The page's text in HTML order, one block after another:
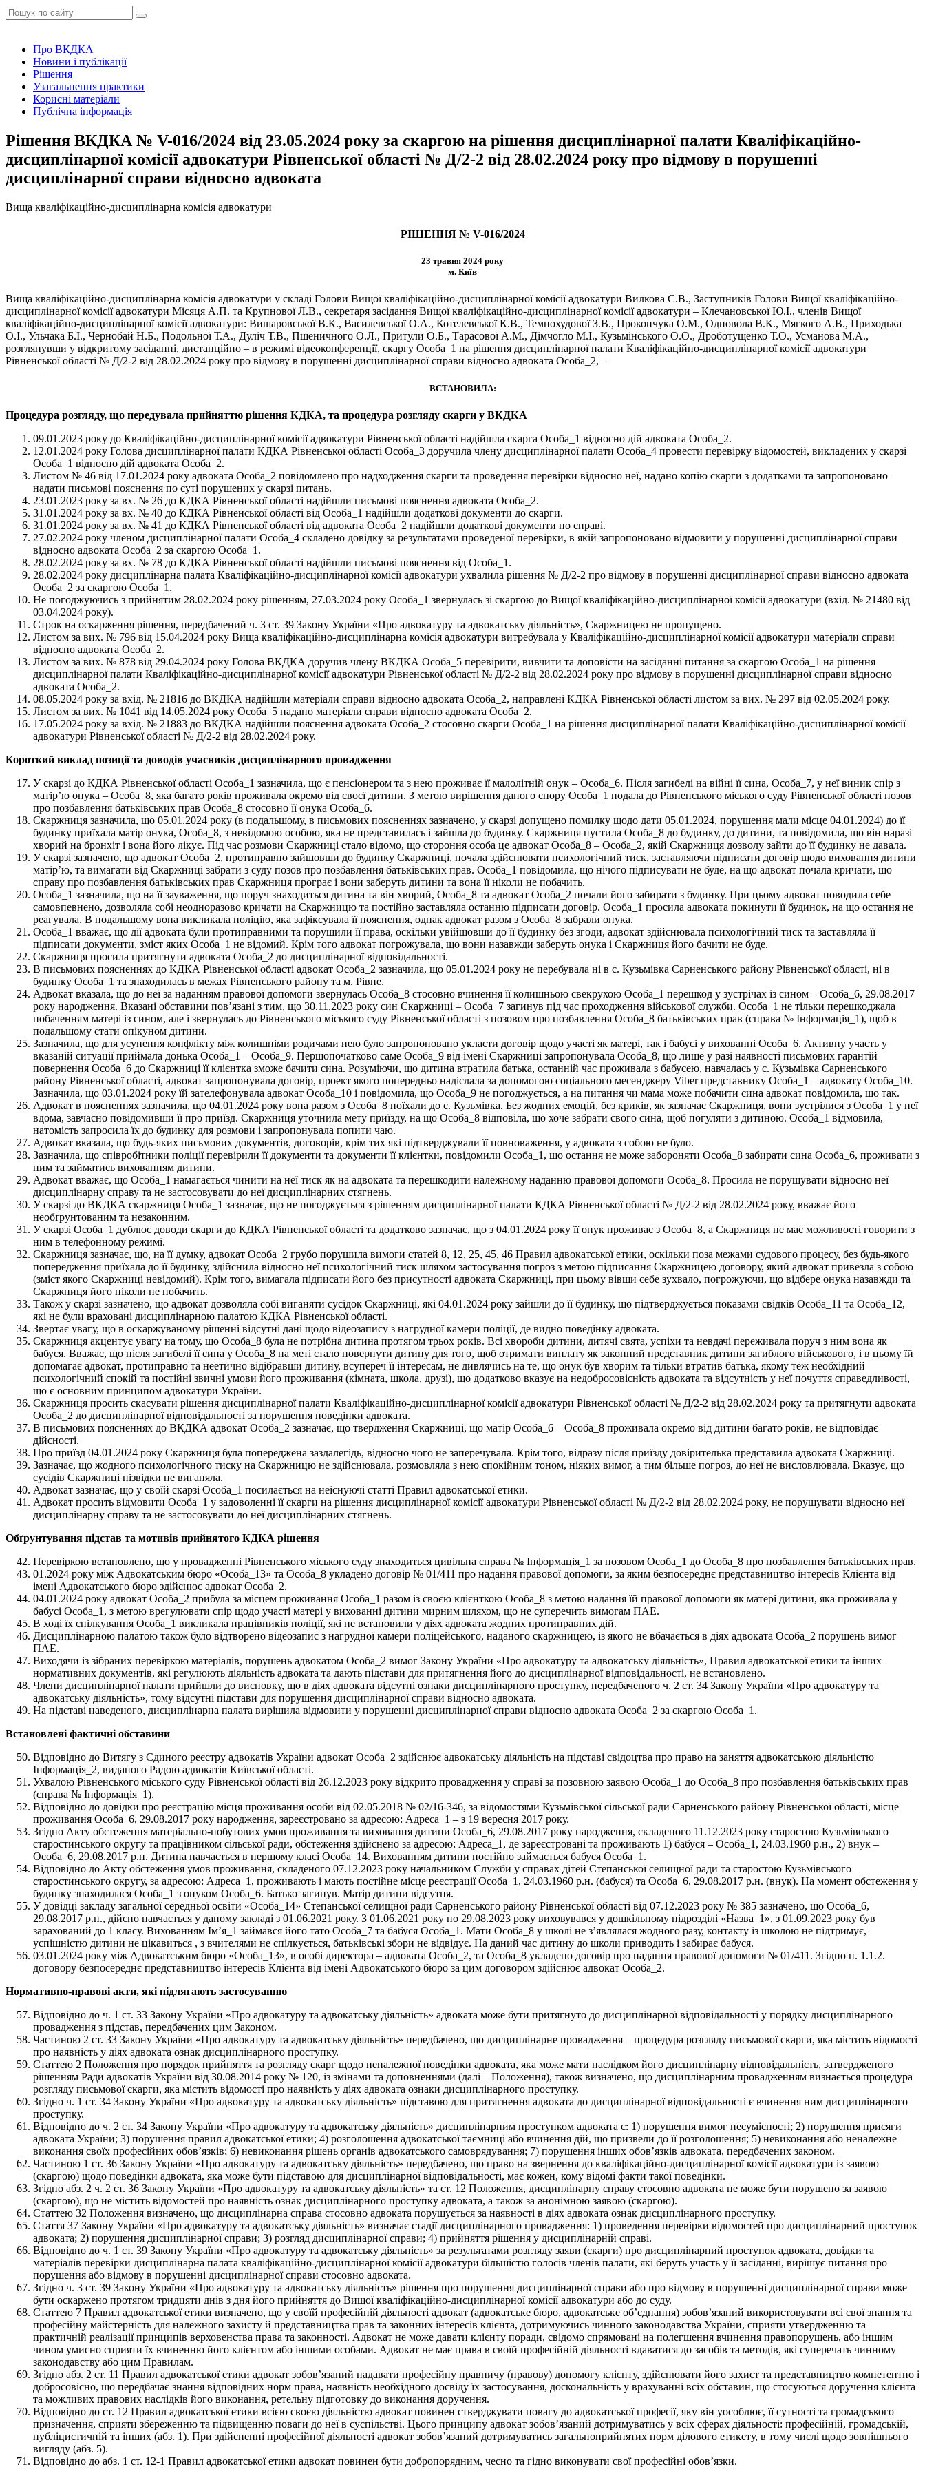
Про ВКДКА
Новини і публікації
Рішення
Узагальнення практики
Корисні матеріали
Публічна інформація
Рішення ВКДКА № V-016/2024 від 23.05.2024 року за скаргою на рішення дисциплінарної палати Кваліфікаційно-
дисциплінарної комісії адвокатури Рівненської області № Д/2-2 від 28.02.2024 року про відмову в порушенні
дисциплінарної справи відносно адвоката
Вища кваліфікаційно-дисциплінарна комісія адвокатури
РІШЕННЯ № V-016/2024
23 травня 2024 року
м. Київ
Вища кваліфікаційно-дисциплінарна комісія адвокатури у складі Голови Вищої кваліфікаційно-дисциплінарної комісії адвокатури Вилкова С.В., Заступників Голови Вищої кваліфікаційно-
дисциплінарної комісії адвокатури Місяця А.П. та Крупнової Л.В., секретаря засідання Вищої кваліфікаційно-дисциплінарної комісії адвокатури – Клечановської Ю.І., членів Вищої
кваліфікаційно-дисциплінарної комісії адвокатури: Вишаровської В.К., Василевської О.А., Котелевської К.В., Темнохудової З.В., Прокопчука О.М., Одновола В.К., Мягкого А.В., Приходька
О.І., Ульчака Б.І., Чернобай Н.Б., Подольної Т.А., Дуліч Т.В., Пшеничного О.Л., Притули О.Б., Тарасової А.М., Дімчогло М.І., Кузьмінського О.О., Дроботущенко Т.О., Усманова М.А.,
розглянувши у відкритому засіданні, дистанційно – в режимі відеоконференції, скаргу Особа_1 на рішення дисциплінарної палати Кваліфікаційно-дисциплінарної комісії адвокатури
Рівненської області № Д/2-2 від 28.02.2024 року про відмову в порушенні дисциплінарної справи відносно адвоката Особа_2, –
ВСТАНОВИЛА:
Процедура розгляду, що передувала прийняттю рішення КДКА, та процедура розгляду скарги у ВКДКА
09.01.2023 року до Кваліфікаційно-дисциплінарної комісії адвокатури Рівненської області надійшла скарга Особа_1 відносно дій адвоката Особа_2.
12.01.2024 року Голова дисциплінарної палати КДКА Рівненської області Особа_3 доручила члену дисциплінарної палати Особа_4 провести перевірку відомостей, викладених у скарзі
Особа_1 відносно дій адвоката Особа_2.
Листом № 46 від 17.01.2024 року адвоката Особа_2 повідомлено про надходження скарги та проведення перевірки відносно неї, надано копію скарги з додатками та запропоновано
надати письмові пояснення по суті порушених у скарзі питань.
23.01.2023 року за вх. № 26 до КДКА Рівненської області надійшли письмові пояснення адвоката Особа_2.
31.01.2024 року за вх. № 40 до КДКА Рівненської області від Особа_1 надійшли додаткові документи до скарги.
31.01.2024 року за вх. № 41 до КДКА Рівненської області від адвоката Особа_2 надійшли додаткові документи по справі.
27.02.2024 року членом дисциплінарної палати Особа_4 складено довідку за результатами проведеної перевірки, в якій запропоновано відмовити у порушенні дисциплінарної справи
відносно адвоката Особа_2 за скаргою Особа_1.
28.02.2024 року за вх. № 78 до КДКА Рівненської області надійшли письмові пояснення від Особа_1.
28.02.2024 року дисциплінарна палата Кваліфікаційно-дисциплінарної комісії адвокатури ухвалила рішення № Д/2-2 про відмову в порушенні дисциплінарної справи відносно адвоката
Особа_2 за скаргою Особа_1.
Не погоджуючись з прийнятим 28.02.2024 року рішенням, 27.03.2024 року Особа_1 звернулась зі скаргою до Вищої кваліфікаційно-дисциплінарної комісії адвокатури (вхід. № 21480 від
03.04.2024 року).
Строк на оскарження рішення, передбачений ч. 3 ст. 39 Закону України «Про адвокатуру та адвокатську діяльність», Скаржницею не пропущено.
Листом за вих. № 796 від 15.04.2024 року Вища кваліфікаційно-дисциплінарна комісія адвокатури витребувала у Кваліфікаційно-дисциплінарної комісії адвокатури матеріали справи
відносно адвоката Особа_2.
Листом за вих. № 878 від 29.04.2024 року Голова ВКДКА доручив члену ВКДКА Особа_5 перевірити, вивчити та доповісти на засіданні питання за скаргою Особа_1 на рішення
дисциплінарної палати Кваліфікаційно-дисциплінарної комісії адвокатури Рівненської області № Д/2-2 від 28.02.2024 року про відмову в порушенні дисциплінарної справи відносно
адвоката Особа_2.
08.05.2024 року за вхід. № 21816 до ВКДКА надійшли матеріали справи відносно адвоката Особа_2, направлені КДКА Рівненської області листом за вих. № 297 від 02.05.2024 року.
Листом за вих. № 1041 від 14.05.2024 року Особа_5 надано матеріали справи відносно адвоката Особа_2.
17.05.2024 року за вхід. № 21883 до ВКДКА надійшли пояснення адвоката Особа_2 стосовно скарги Особа_1 на рішення дисциплінарної палати Кваліфікаційно-дисциплінарної комісії
адвокатури Рівненської області № Д/2-2 від 28.02.2024 року.
Короткий виклад позиції та доводів учасників дисциплінарного провадження
У скарзі до КДКА Рівненської області Особа_1 зазначила, що є пенсіонером та з нею проживає її малолітній онук – Особа_6. Після загибелі на війні її сина, Особа_7, у неї виник спір з
матір’ю онука – Особа_8, яка багато років проживала окремо від своєї дитини. З метою вирішення даного спору Особа_1 подала до Рівненського міського суду Рівненської області позов
про позбавлення батьківських прав Особа_8 стосовно її онука Особа_6.
Скаржниця зазначила, що 05.01.2024 року (в подальшому, в письмових поясненнях зазначено, у скарзі допущено помилку щодо дати 05.01.2024, порушення мали місце 04.01.2024) до її
будинку приїхала матір онука, Особа_8, з невідомою особою, яка не представилась і зайшла до будинку. Скаржниця пустила Особа_8 до будинку, до дитини, та повідомила, що він наразі
хворий на бронхіт і вона його лікує. Під час розмови Скаржниці стало відомо, що стороння особа це адвокат Особа_8 – Особа_2, якій Скаржниця дозволу зайти до її будинку не давала.
У скарзі зазначено, що адвокат Особа_2, протиправно зайшовши до будинку Скаржниці, почала здійснювати психологічний тиск, заставляючи підписати договір щодо виховання дитини
матір’ю, та вимагати від Скаржниці забрати з суду позов про позбавлення батьківських прав. Особа_1 повідомила, що нічого підписувати не буде, на що адвокат почала кричати, що
справу про позбавлення батьківських прав Скаржниця програє і вони заберуть дитини та вона її ніколи не побачить.
Особа_1 зазначила, що на її зауваження, що поруч знаходиться дитина та він хворий, Особа_8 та адвокат Особа_2 почали його забирати з будинку. При цьому адвокат поводила себе
самовпевнено, дозволяла собі неодноразово кричати на Скаржницю та постійно заставляла останню підписати договір. Особа_1 просила адвоката покинути її будинок, на що остання не
реагувала. В подальшому вона викликала поліцію, яка зафіксувала її пояснення, однак адвокат разом з Особа_8 забрали онука.
Особа_1 вважає, що дії адвоката були протиправними та порушили її права, оскільки увійшовши до її будинку без згоди, адвокат здійснювала психологічний тиск та заставляла її
підписати документи, зміст яких Особа_1 не відомий. Крім того адвокат погрожувала, що вони назавжди заберуть онука і Скаржниця його бачити не буде.
Скаржниця просила притягнути адвоката Особа_2 до дисциплінарної відповідальності.
В письмових поясненнях до КДКА Рівненської області адвокат Особа_2 зазначила, що 05.01.2024 року не перебувала ні в с. Кузьмівка Сарненського району Рівненської області, ні в
будинку Особа_1 та знаходилась в межах Рівненського району та м. Рівне.
Адвокат вказала, що до неї за наданням правової допомоги звернулась Особа_8 стосовно вчинення її колишньою свекрухою Особа_1 перешкод у зустрічах із сином – Особа_6, 29.08.2017
року народження. Вказані обставини пов’язані з тим, що 30.11.2023 року син Скаржниці – Особа_7 загинув під час проходження військової служби. Особа_1 не тільки перешкоджала
побаченням матері із сином, але і звернулась до Рівненського міського суду Рівненської області з позовом про позбавлення Особа_8 батьківських прав (справа № Інформація_1), щоб в
подальшому стати опікуном дитини.
Зазначила, що для усунення конфлікту між колишніми родичами нею було запропоновано укласти договір щодо участі як матері, так і бабусі у вихованні Особа_6. Активну участь у
вказаній ситуації приймала донька Особа_1 – Особа_9. Першопочатково саме Особа_9 від імені Скаржниці запропонувала Особа_8, що лише у разі наявності письмових гарантій
повернення Особа_6 до Скаржниці її клієнтка зможе бачити сина. Розуміючи, що дитина втратила батька, останній час проживала з бабусею, навчалась у с. Кузьмівка Сарненського
району Рівненської області, адвокат запропонувала договір, проект якого попередньо надіслала за допомогою соціального месенджеру Viber представнику Особа_1 – адвокату Особа_10.
Зазначила, що 03.01.2024 року їй зателефонувала адвокат Особа_10 і повідомила, що Особа_9 не погоджується, а на питання чи мама може побачити сина адвокат повідомила, що так.
Адвокат в поясненнях зазначила, що 04.01.2024 року вона разом з Особа_8 поїхали до с. Кузьмівка. Без жодних емоцій, без криків, як зазначає Скаржниця, вони зустрілися з Особа_1 у неї
вдома, завчасно повідомивши її про приїзд. Скаржниця уточнила мету приїзду, на що Особа_8 відповіла, що хоче забрати свого сина, щоб погуляти з дитиною. Особа_1 відмовила,
натомість запросила їх до будинку для розмови і запропонувала попити чаю.
Адвокат вказала, що будь-яких письмових документів, договорів, крім тих які підтверджували її повноваження, у адвоката з собою не було.
Зазначила, що співробітники поліції перевірили її документи та документи її клієнтки, повідомили Особа_1, що остання не може забороняти Особа_8 забирати сина Особа_6, проживати з
ним та займатись вихованням дитини.
Адвокат вважає, що Особа_1 намагається чинити на неї тиск як на адвоката та перешкодити належному наданню правової допомоги Особа_8. Просила не порушувати відносно неї
дисциплінарну справу та не застосовувати до неї дисциплінарних стягнень.
У скарзі до ВКДКА скаржниця Особа_1 зазначає, що не погоджується з рішенням дисциплінарної палати КДКА Рівненської області № Д/2-2 від 28.02.2024 року, вважає його
необґрунтованим та незаконним.
У скарзі Особа_1 дублює доводи скарги до КДКА Рівненської області та додатково зазначає, що з 04.01.2024 року її онук проживає з Особа_8, а Скаржниця не має можливості говорити з
ним в телефонному режимі.
Скаржниця зазначає, що, на її думку, адвокат Особа_2 грубо порушила вимоги статей 8, 12, 25, 45, 46 Правил адвокатської етики, оскільки поза межами судового процесу, без будь-якого
попередження приїхала до її будинку, здійснила відносно неї психологічний тиск шляхом застосування погроз з метою підписання Скаржницею договору, який адвокат привезла з собою
(зміст якого Скаржниці невідомий). Крім того, вимагала підписати його без присутності адвоката Скаржниці, при цьому вівши себе зухвало, погрожуючи, що відбере онука назавжди та
Скаржниця його ніколи не побачить.
Також у скарзі зазначено, що адвокат дозволяла собі виганяти сусідок Скаржниці, які 04.01.2024 року зайшли до її будинку, що підтверджується показами свідків Особа_11 та Особа_12,
які не були враховані дисциплінарною палатою КДКА Рівненської області.
Звертає увагу, що в оскаржуваному рішенні відсутні дані щодо відеозапису з нагрудної камери поліції, де видно поведінку адвоката.
Скаржниця акцентує увагу на тому, що Особа_8 була не потрібна дитина протягом трьох років. Всі хвороби дитини, дитячі свята, успіхи та невдачі переживала поруч з ним вона як
бабуся. Вважає, що після загибелі її сина у Особа_8 на меті стало повернути дитину для того, щоб отримати виплату як законний представник дитини загиблого військового, і в цьому їй
допомагає адвокат, протиправно та неетично відібравши дитину, всупереч її інтересам, не дивлячись на те, що онук був хворим та тільки втратив батька, якому теж необхідний
психологічний спокій та постійні звичні умови його проживання (кімната, школа, друзі), що додатково вказує на недобросовісність адвоката та відсутність у неї почуття справедливості,
що є основним принципом адвокатури України.
Скаржниця просить скасувати рішення дисциплінарної палати Кваліфікаційно-дисциплінарної комісії адвокатури Рівненської області № Д/2-2 від 28.02.2024 року та притягнути адвоката
Особа_2 до дисциплінарної відповідальності за порушення поведінки адвоката.
В письмових поясненнях до ВКДКА адвокат Особа_2 зазначає, що твердження Скаржниці, що матір Особа_6 – Особа_8 проживала окремо від дитини багато років, не відповідає
дійсності.
Про приїзд 04.01.2024 року Скаржниця була попереджена заздалегідь, відносно чого не заперечувала. Крім того, відразу після приїзду довірителька представила адвоката Скаржниці.
Зазначає, що жодного психологічного тиску на Скаржницю не здійснювала, розмовляла з нею спокійним тоном, ніяких вимог, а тим більше погроз, до неї не висловлювала. Вказує, що
сусідів Скаржниці нізвідки не виганяла.
Адвокат зазначає, що у своїй скарзі Особа_1 посилається на неіснуючі статті Правил адвокатської етики.
Адвокат просить відмовити Особа_1 у задоволенні її скарги на рішення дисциплінарної комісії адвокатури Рівненської області № Д/2-2 від 28.02.2024 року, не порушувати відносно неї
дисциплінарну справу та не застосовувати до неї дисциплінарних стягнень.
Обґрунтування підстав та мотивів прийнятого КДКА рішення
Перевіркою встановлено, що у провадженні Рівненського міського суду знаходиться цивільна справа № Інформація_1 за позовом Особа_1 до Особа_8 про позбавлення батьківських прав.
01.2024 року між Адвокатським бюро «Особа_13» та Особа_8 укладено договір № 01/411 про надання правової допомоги, за яким безпосереднє представництво інтересів Клієнта від
імені Адвокатського бюро здійснює адвокат Особа_2.
04.01.2024 року адвокат Особа_2 прибула за місцем проживання Особа_1 разом із своєю клієнткою Особа_8 з метою надання їй правової допомоги як матері дитини, яка проживала у
бабусі Особа_1, з метою врегулювати спір щодо участі матері у вихованні дитини мирним шляхом, що не суперечить вимогам ПАЕ.
В ході їх спілкування Особа_1 викликала працівників поліції, які не встановили у діях адвоката жодних протиправних дій.
Дисциплінарною палатою також було відтворено відеозапис з нагрудної камери поліцейського, наданого скаржницею, із якого не вбачається в діях адвоката Особа_2 порушень вимог
ПАЕ.
Виходячи із зібраних перевіркою матеріалів, порушень адвокатом Особа_2 вимог Закону України «Про адвокатуру та адвокатську діяльність», Правил адвокатської етики та інших
нормативних документів, які регулюють діяльність адвоката та дають підстави для притягнення його до дисциплінарної відповідальності, не встановлено.
Члени дисциплінарної палати прийшли до висновку, що в діях адвоката відсутні ознаки дисциплінарного проступку, передбаченого ч. 2 ст. 34 Закону України «Про адвокатуру та
адвокатську діяльність», тому відсутні підстави для порушення дисциплінарної справи відносно адвоката.
На підставі наведеного, дисциплінарна палата вирішила відмовити у порушенні дисциплінарної справи відносно адвоката Особа_2 за скаргою Особа_1.
Встановлені фактичні обставини
Відповідно до Витягу з Єдиного реєстру адвокатів України адвокат Особа_2 здійснює адвокатську діяльність на підставі свідоцтва про право на заняття адвокатською діяльністю
Інформація_2, виданого Радою адвокатів Київської області.
Ухвалою Рівненського міського суду Рівненської області від 26.12.2023 року відкрито провадження у справі за позовною заявою Особа_1 до Особа_8 про позбавлення батьківських прав
(справа № Інформація_1).
Відповідно до довідки про реєстрацію місця проживання особи від 02.05.2018 № 02/16-346, за відомостями Кузьмівської сільської ради Сарненського району Рівненської області, місце
проживання Особа_6, 29.08.2017 року народження, зареєстровано за адресою: Адреса_1 – з 19 вересня 2017 року.
Згідно Акту обстеження матеріально-побутових умов проживання та виховання дитини Особа_6, 29.08.2017 року народження, складеного 11.12.2023 року старостою Кузьмівського
старостинського округу та працівником сільської ради, обстеження здійснено за адресою: Адреса_1, де зареєстровані та проживають 1) бабуся – Особа_1, 24.03.1960 р.н., 2) внук –
Особа_6, 29.08.2017 р.н. Дитина навчається в першому класі Особа_14. Вихованням дитини постійно займається бабуся Особа_1.
Відповідно до Акту обстеження умов проживання, складеного 07.12.2023 року начальником Служби у справах дітей Степанської селищної ради та старостою Кузьмівського
старостинського округу, за адресою: Адреса_1, проживають і мають постійне місце реєстрації Особа_1, 24.03.1960 р.н. (бабуся) та Особа_6, 29.08.2017 р.н. (внук). На момент обстеження у
будинку знаходилася Особа_1 з онуком Особа_6. Батько загинув. Матір дитини відсутня.
У довідці закладу загальної середньої освіти «Особа_14» Степанської селищної ради Сарненського району Рівненської області від 07.12.2023 року № 385 зазначено, що Особа_6,
29.08.2017 р.н., дійсно навчається у даному закладі з 01.06.2021 року. З 01.06.2021 року по 29.08.2023 року виховувався у дошкільному підрозділі «Назва_1», з 01.09.2023 року був
зарахований до 1 класу. Вихованням Ім’я_1 займався його тато Особа_7 та бабуся Особа_1. Мати Особа_8 у школі не з’являлася жодного разу, контакту із школою не підтримує,
успішністю дитини не цікавиться , з вчителями не спілкується, батьківські збори не відвідує. На даний час дитину до школи приводить і забирає бабуся.
03.01.2024 року між Адвокатським бюро «Особа_13», в особі директора – адвоката Особа_2, та Особа_8 укладено договір про надання правової допомоги № 01/411. Згідно п. 1.1.2.
договору безпосереднє представництво інтересів Клієнта від імені Адвокатського бюро за цим договором здійснює адвокат Особа_2.
Нормативно-правові акти, які підлягають застосуванню
Відповідно до ч. 1 ст. 33 Закону України «Про адвокатуру та адвокатську діяльність» адвоката може бути притягнуто до дисциплінарної відповідальності у порядку дисциплінарного
провадження з підстав, передбачених цим Законом.
Частиною 2 ст. 33 Закону України «Про адвокатуру та адвокатську діяльність» передбачено, що дисциплінарне провадження – процедура розгляду письмової скарги, яка містить відомості
про наявність у діях адвоката ознак дисциплінарного проступку.
Статтею 2 Положення про порядок прийняття та розгляду скарг щодо неналежної поведінки адвоката, яка може мати наслідком його дисциплінарну відповідальність, затвердженого
рішенням Ради адвокатів України від 30.08.2014 року № 120, із змінами та доповненнями (далі – Положення), також визначено, що дисциплінарним провадженням визнається процедура
розгляду письмової скарги, яка містить відомості про наявність у діях адвоката ознаки дисциплінарного проступку.
Згідно ч. 1 ст. 34 Закону України «Про адвокатуру та адвокатську діяльність» підставою для притягнення адвоката до дисциплінарної відповідальності є вчинення ним дисциплінарного
проступку.
Відповідно до ч. 2 ст. 34 Закону України «Про адвокатуру та адвокатську діяльність» дисциплінарним проступком адвоката є: 1) порушення вимог несумісності; 2) порушення присяги
адвоката України; 3) порушення правил адвокатської етики; 4) розголошення адвокатської таємниці або вчинення дій, що призвели до її розголошення; 5) невиконання або неналежне
виконання своїх професійних обов’язків; 6) невиконання рішень органів адвокатського самоврядування; 7) порушення інших обов’язків адвоката, передбачених законом.
Частиною 1 ст. 36 Закону України «Про адвокатуру та адвокатську діяльність» передбачено, що право на звернення до кваліфікаційно-дисциплінарної комісії адвокатури із заявою
(скаргою) щодо поведінки адвоката, яка може бути підставою для дисциплінарної відповідальності, має кожен, кому відомі факти такої поведінки.
Згідно абз. 2 ч. 2 ст. 36 Закону України «Про адвокатуру та адвокатську діяльність» та ст. 12 Положення, дисциплінарну справу стосовно адвоката не може бути порушено за заявою
(скаргою), що не містить відомостей про наявність ознак дисциплінарного проступку адвоката, а також за анонімною заявою (скаргою).
Статтею 32 Положення визначено, що дисциплінарна справа стосовно адвоката порушується за наявності в діях адвоката ознак дисциплінарного проступку.
Стаття 37 Закону України «Про адвокатуру та адвокатську діяльність» визначає стадії дисциплінарного провадження: 1) проведення перевірки відомостей про дисциплінарний проступок
адвоката; 2) порушення дисциплінарної справи; 3) розгляд дисциплінарної справи; 4) прийняття рішення у дисциплінарній справі.
Відповідно до ч. 1 ст. 39 Закону України «Про адвокатуру та адвокатську діяльність» за результатами розгляду заяви (скарги) про дисциплінарний проступок адвоката, довідки та
матеріалів перевірки дисциплінарна палата кваліфікаційно-дисциплінарної комісії адвокатури більшістю голосів членів палати, які беруть участь у її засіданні, вирішує питання про
порушення або відмову в порушенні дисциплінарної справи стосовно адвоката.
Згідно ч. 3 ст. 39 Закону України «Про адвокатуру та адвокатську діяльність» рішення про порушення дисциплінарної справи або про відмову в порушенні дисциплінарної справи може
бути оскаржено протягом тридцяти днів з дня його прийняття до Вищої кваліфікаційно-дисциплінарної комісії адвокатури або до суду.
Статтею 7 Правил адвокатської етики визначено, що у своїй професійній діяльності адвокат (адвокатське бюро, адвокатське об’єднання) зобов’язаний використовувати всі свої знання та
професійну майстерність для належного захисту й представництва прав та законних інтересів клієнта, дотримуючись чинного законодавства України, сприяти утвердженню та
практичній реалізації принципів верховенства права та законності. Адвокат не може давати клієнту поради, свідомо спрямовані на полегшення вчинення правопорушень, або іншим
чином умисно сприяти їх вчиненню його клієнтом або іншими особами. Адвокат не має права в своїй професійній діяльності вдаватися до засобів та методів, які суперечать чинному
законодавству або цим Правилам.
Згідно абз. 2 ст. 11 Правил адвокатської етики адвокат зобов’язаний надавати професійну правничу (правову) допомогу клієнту, здійснювати його захист та представництво компетентно і
добросовісно, що передбачає знання відповідних норм права, наявність необхідного досвіду їх застосування, доскональність у врахуванні всіх обставин, що стосуються доручення клієнта
та можливих правових наслідків його виконання, ретельну підготовку до виконання доручення.
Відповідно до ст. 12 Правил адвокатської етики всією своєю діяльністю адвокат повинен стверджувати повагу до адвокатської професії, яку він уособлює, її сутності та громадського
призначення, сприяти збереженню та підвищенню поваги до неї в суспільстві. Цього принципу адвокат зобов’язаний дотримуватись у всіх сферах діяльності: професійній, громадській,
публіцистичній та інших (абз. 1). При здійсненні професійної діяльності адвокат зобов’язаний дотримуватись загальноприйнятих норм ділового етикету, в тому числі щодо зовнішнього
вигляду (абз. 5).
Відповідно до абз. 1 ст. 12-1 Правил адвокатської етики адвокат повинен бути добропорядним, чесно та гідно виконувати свої професійні обов’язки.